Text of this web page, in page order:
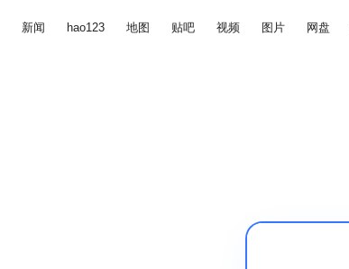
新闻 hao123 地图 贴吧 视频 图片 网盘